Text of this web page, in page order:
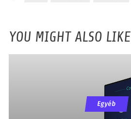
YOU MIGHT ALSO LIKE
Egyéb